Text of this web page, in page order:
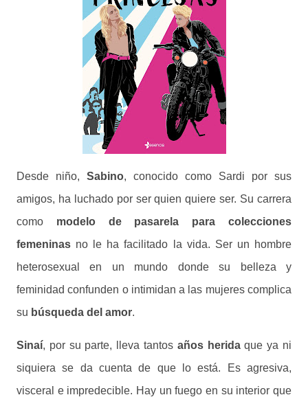
Desde niño, Sabino, conocido como Sardi por sus
amigos, ha luchado por ser quien quiere ser. Su carrera
como modelo de pasarela para colecciones
femeninas no le ha facilitado la vida. Ser un hombre
heterosexual en un mundo donde su belleza y
feminidad confunden o intimidan a las mujeres complica
su búsqueda del amor.
Sinaí, por su parte, lleva tantos años heridaque ya ni
siquiera se da cuenta de que lo está. Es agresiva,
visceral e impredecible. Hay un fuego en su interior que